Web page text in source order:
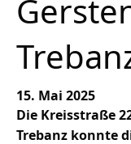
15. Mai 2025
Die Kreisstraße
Trebanz konnte